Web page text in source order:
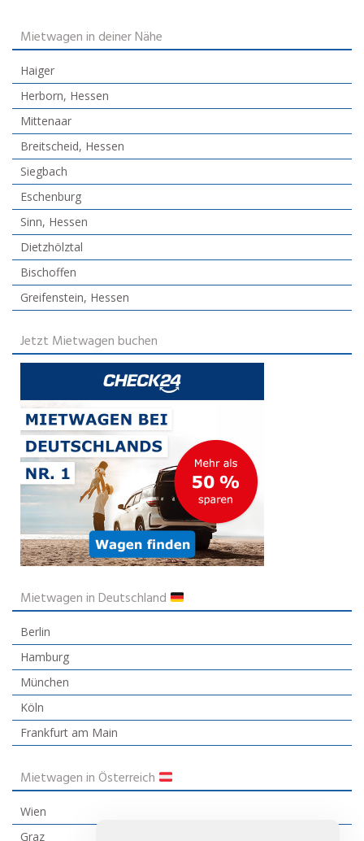
Mietwagen in deiner Nähe
Haiger
Herborn, Hessen
Mittenaar
Breitscheid, Hessen
Siegbach
Eschenburg
Sinn, Hessen
Dietzhölztal
Bischoffen
Greifenstein, Hessen
Jetzt Mietwagen buchen
Mietwagen in Deutschland
Berlin
Hamburg
München
Köln
Frankfurt am Main
Mietwagen in Österreich
Wien
Graz